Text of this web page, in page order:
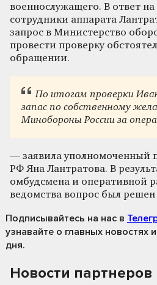
военнослужащего. В ответ
сотрудники аппарата
запрос в Министерство
провести проверку
обращении.
По итогам проверки
запас по собственному
Минобороны России за
— заявила уполномоченный
РФ Яна Лантратова. В
омбудсмена и оперативной
ведомства вопрос был
Подписывайтесь на нас в
узнавайте о главных новостях
дня.
Новости партнеров